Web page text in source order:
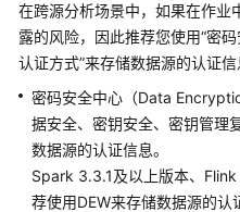
务
公
告
产
品
介
绍
在跨源分析场景中，如果在作业
露的风险，因此推荐您使用“密
认证方式”来存储数据源的认证信
密码安全中心（Data
据安全、密钥安全、密钥管理
数据源的认证信息。
Spark 3.3.1及以上版本、
荐使用DEW来存储数据源的